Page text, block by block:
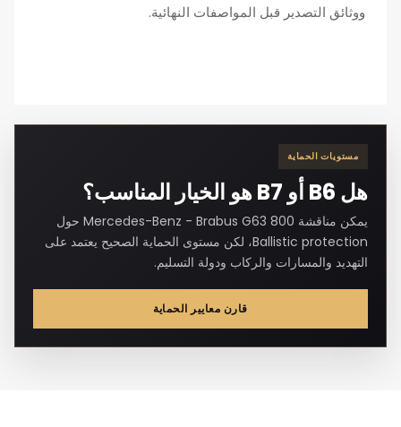
ووثائق التصدير قبل المواصفات النهائية.
مستويات الحماية
هل B6 أو B7 هو الخيار المناسب؟
يمكن مناقشة Mercedes-Benz - Brabus G63 800 حول
Ballistic protection، لكن مستوى الحماية الصحيح يعتمد على
التهديد والمسارات والركاب ودولة التسليم.
قارن معايير الحماية